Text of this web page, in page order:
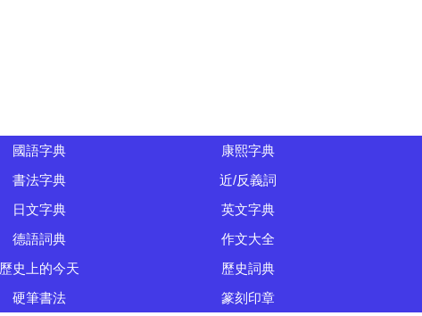
國語字典 康熙字典
書法字典 近/反義詞
日文字典 英文字典
德語詞典 作文大全
歷史上的今天 歷史詞典
硬筆書法 篆刻印章